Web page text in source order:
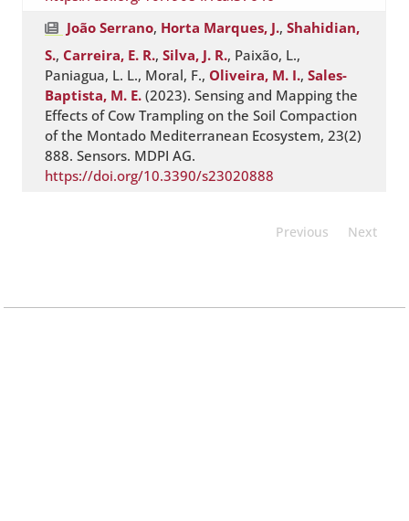
João Serrano, Horta Marques, J.,Shahidian,
S., Carreira, E. R.,Silva, J. R., Paixão, L.,
Paniagua, L. L., Moral, F., Oliveira, M. I.,Sales-
Baptista, M. E. (2023). Sensing and Mapping the
Effects of Cow Trampling on the Soil Compaction
of the Montado Mediterranean Ecosystem, 23(2)
888. Sensors. MDPI AG.
https://doi.org/10.3390/s23020888
Previous Next